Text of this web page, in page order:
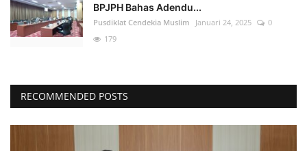
BPJPH Bahas Adendu...
Pusdiklat Cendekia Muslim Januari 24, 2025
0
179
RECOMMENDED POSTS